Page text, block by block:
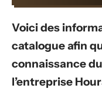
Voici des
catalogue afin
connaissance
l’entreprise